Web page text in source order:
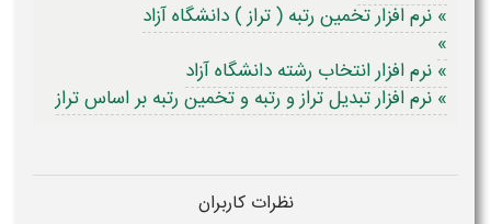
» نرم افزار تخمین رتبه ( تراز ) دانشگاه آزاد
»
» نرم افزار انتخاب رشته دانشگاه آزاد
» نرم افزار تبدیل تراز و رتبه و تخمین رتبه بر اساس تراز
نظرات کاربران